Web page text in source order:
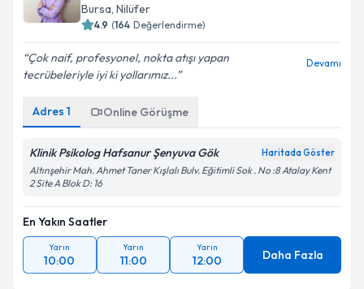
Bursa, Nilüfer
4.9 (164 Değerlendirme)
Çok naif, profesyonel, nokta atışı yapan
tecrübeleriyle iyi ki yollarımız...
Devamı
Adres 1 Online Görüşme
Klinik Psikolog Hafsanur Şenyuva Gök Haritada Göster
Altınşehir Mah. Ahmet Taner Kışlalı Bulv. Eğitimli Sok . No :8 Atalay Kent
2 Site A Blok D: 16
En Yakın Saatler
Yarın
10:00
Yarın
11:00
Yarın
12:00 Daha Fazla